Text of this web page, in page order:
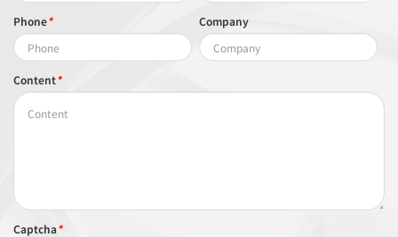
Phone* Company
Content*
Captcha*